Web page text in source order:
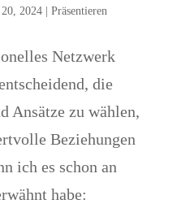
2024| Präsentieren
Netzwerk
die
Ansätze zu wählen,
Beziehungen
ich es schon an
habe: